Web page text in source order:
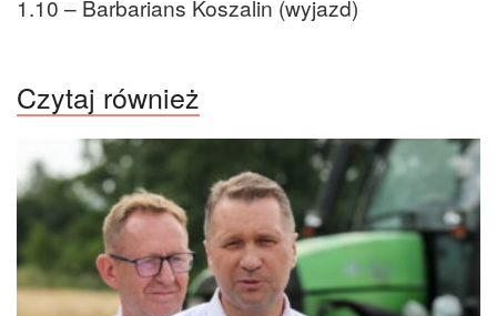
1.10 – Barbarians Koszalin (wyjazd)
Czytaj również